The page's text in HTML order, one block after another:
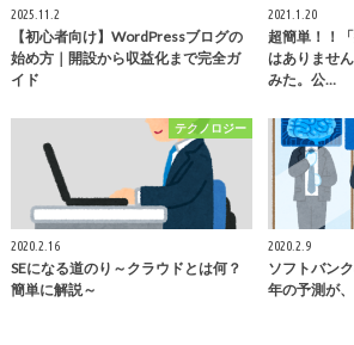
2025.11.2
【初心者向け】WordPressブログの
始め方｜開設から収益化まで完全ガ
イド
2021.1.20
超簡単！！
はありませ
みた。公…
テクノロジー
2020.2.16
SEになる道のり～クラウドとは何？
簡単に解説～
2020.2.9
ソフトバン
年の予測が、